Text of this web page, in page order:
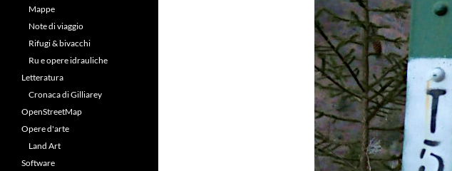
Mappe
Note di viaggio
Rifugi & bivacchi
Ru e opere idrauliche
Letteratura
Cronaca di Gilliarey
OpenStreetMap
Opere d'arte
Land Art
Software